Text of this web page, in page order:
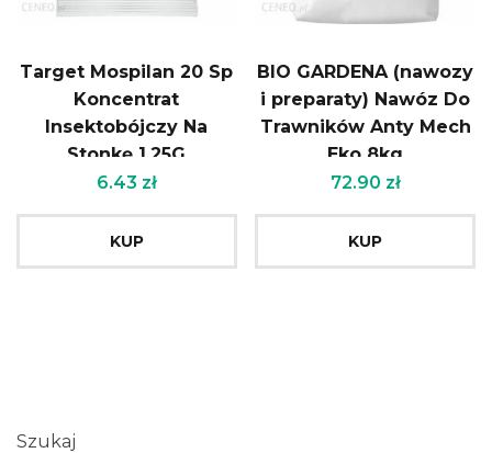
Target Mospilan 20 Sp
Koncentrat
Insektobójczy Na
Stonkę 1,25G
6.43 zł
KUP
BIO GARDENA (nawozy
i preparaty) Nawóz Do
Trawników Anty Mech
Eko 8kg
72.90 zł
KUP
Szukaj